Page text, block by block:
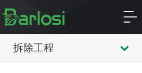
拆除工程